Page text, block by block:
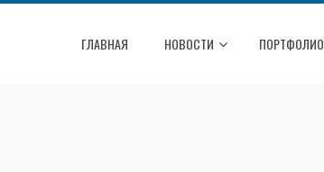
ГЛАВНАЯ НОВОСТИ ПОРТФОЛИО